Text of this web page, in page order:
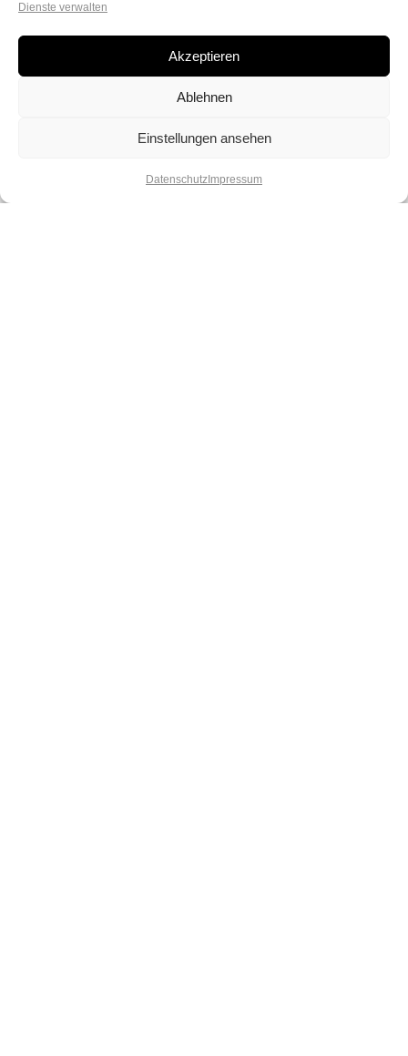
Dienste verwalten
Akzeptieren
Ablehnen
Einstellungen ansehen
Datenschutz Impressum